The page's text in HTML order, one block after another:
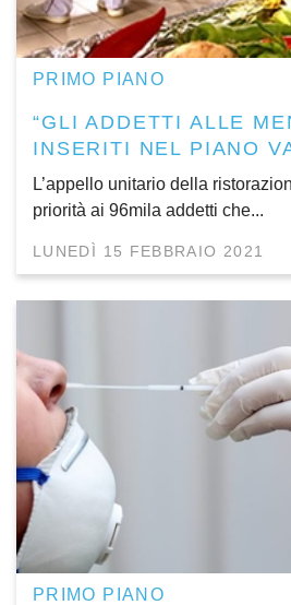
PRIMO PIANO
“GLI ADDETTI ALLE
INSERITI NEL PIANO
L’appello unitario della
priorità ai 96mila addetti che...
LUNEDÌ 15 FEBBRAIO 2021
PRIMO PIANO